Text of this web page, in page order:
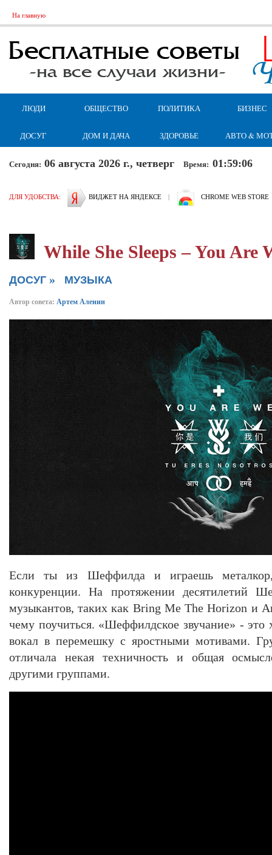
На главную
ЛЮДИ ОБЩЕСТВО ПОЛИТИКА БИЗНЕС
ДОСУГ ДОМ И ДАЧА ЗДОРОВЬЕ АВТО &
Сегодня: 06 августа 2026 г., четверг Время: 01:59:07
ДЛЯ УДОБСТВА: ВИДЖЕТ НА ЯНДЕКСЕ | CHROME WEB STORE
While She Sleeps – You Are
ДОСУГ » МУЗЫКА
Автор совета: Артем Аленин
Если ты из Шеффилда и играешь
конкуренции. На протяжении десятилетий
музыкантов, таких как Bring Me The Horizon и
чему поучиться. «Шеффилдское звучание» -
вокал в перемешку с яростными мотивами.
отличала некая техничность и общая
другими группами.